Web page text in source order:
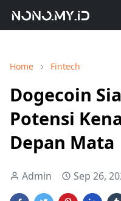
Home Fintech
Dogecoin
Potensi
Depan Mata
Admin Sep 26,